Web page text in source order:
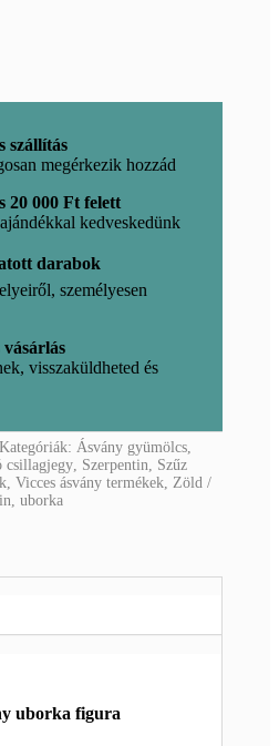
szállítás
megérkezik hozzád
20 000 Ft felett
kedveskedünk
darabok
személyesen
visszaküldheted és
Kategóriák: Ásvány gyümölcs
csillagjegy Szerpentin
Szűz
,Vicces ásvány termékek Zöld
,uborka
uborka figura